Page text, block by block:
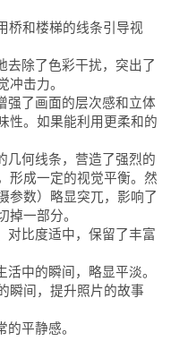
桥和楼梯的线条引导视
除了色彩干扰，突出了
击力。
了画面的层次感和立体
性。如果能利用更柔和的
何线条，营造了强烈的
形成一定的视觉平衡。然
参数）略显突兀，影响了
一部分。
比度适中，保留了丰富
中的瞬间，略显平淡。
瞬间，提升照片的故事
平静感。